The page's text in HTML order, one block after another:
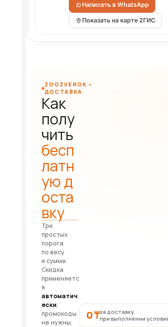
Написать в WhatsApp
Показать на карте 2ГИС
ZOOZVEROK •
ДОСТАВКА
Как
полу
чить
бесп
латн
ую д
оста
вку
Три
простых
порога
по весу
и сумме.
Скидка
применяетс
я
автоматич
ески,
промокоды
не нужны.
0 ₸за доставку
при выполнении